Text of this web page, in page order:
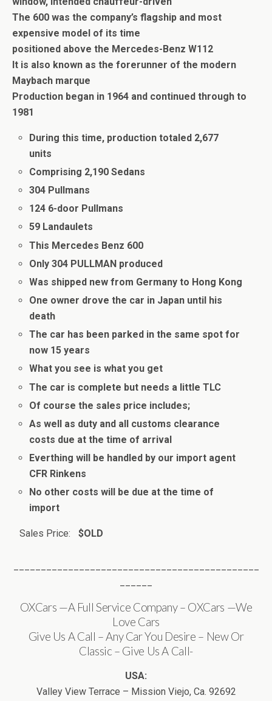
The 600 was the company’s flagship and most
expensive model of its time
positioned above the Mercedes-Benz W112
It is also known as the forerunner of the modern
Maybach marque
Production began in 1964 and continued through to
1981
During this time, production totaled 2,677
units
Comprising 2,190 Sedans
304 Pullmans
124 6-door Pullmans
59 Landaulets
This Mercedes Benz 600
Only 304 PULLMAN produced
Was shipped new from Germany to Hong Kong
One owner drove the car in Japan until his
death
The car has been parked in the same spot for
now 15 years
What you see is what you get
The car is complete but needs a little TLC
Of course the sales price includes;
As well as duty and all customs clearance
costs due at the time of arrival
Everthing will be handled by our import agent
CFR Rinkens
No other costs will be due at the time of
import
Sales Price: $OLD
OXCars —A Full Service Company – OXCars —We
Love Cars
Give Us A Call – Any Car You Desire – New Or
Classic – Give Us A Call-
USA:
Valley View Terrace – Mission Viejo, Ca. 92692